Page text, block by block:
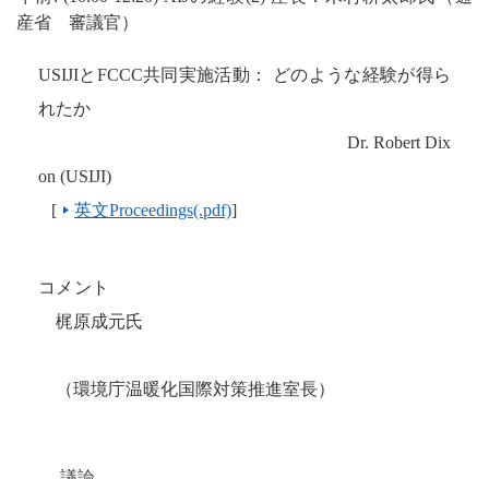
産省 審議官）
USIJIと FCCC共同実施活動： どのような経験が得ら
れたか
Dr. Robert Dix
on (USIJI)
[
英文Proceedings(.pdf)]
コメント
梶原成元氏
（環境庁温暖化国際対策推進室長）